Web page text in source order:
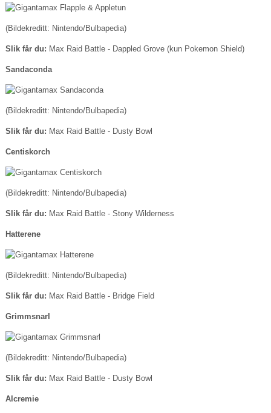
(Bildekreditt: Nintendo/Bulbapedia)
Slik får du: Max Raid Battle - Dappled Grove (kun Pokemon Shield)
Sandaconda
(Bildekreditt: Nintendo/Bulbapedia)
Slik får du: Max Raid Battle - Dusty Bowl
Centiskorch
(Bildekreditt: Nintendo/Bulbapedia)
Slik får du: Max Raid Battle - Stony Wilderness
Hatterene
(Bildekreditt: Nintendo/Bulbapedia)
Slik får du: Max Raid Battle - Bridge Field
Grimmsnarl
(Bildekreditt: Nintendo/Bulbapedia)
Slik får du: Max Raid Battle - Dusty Bowl
Alcremie